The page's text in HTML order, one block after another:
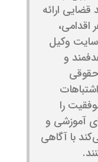
ارائه
وکیل
و
حقوقی
را
آموزشی و
با آگاهی